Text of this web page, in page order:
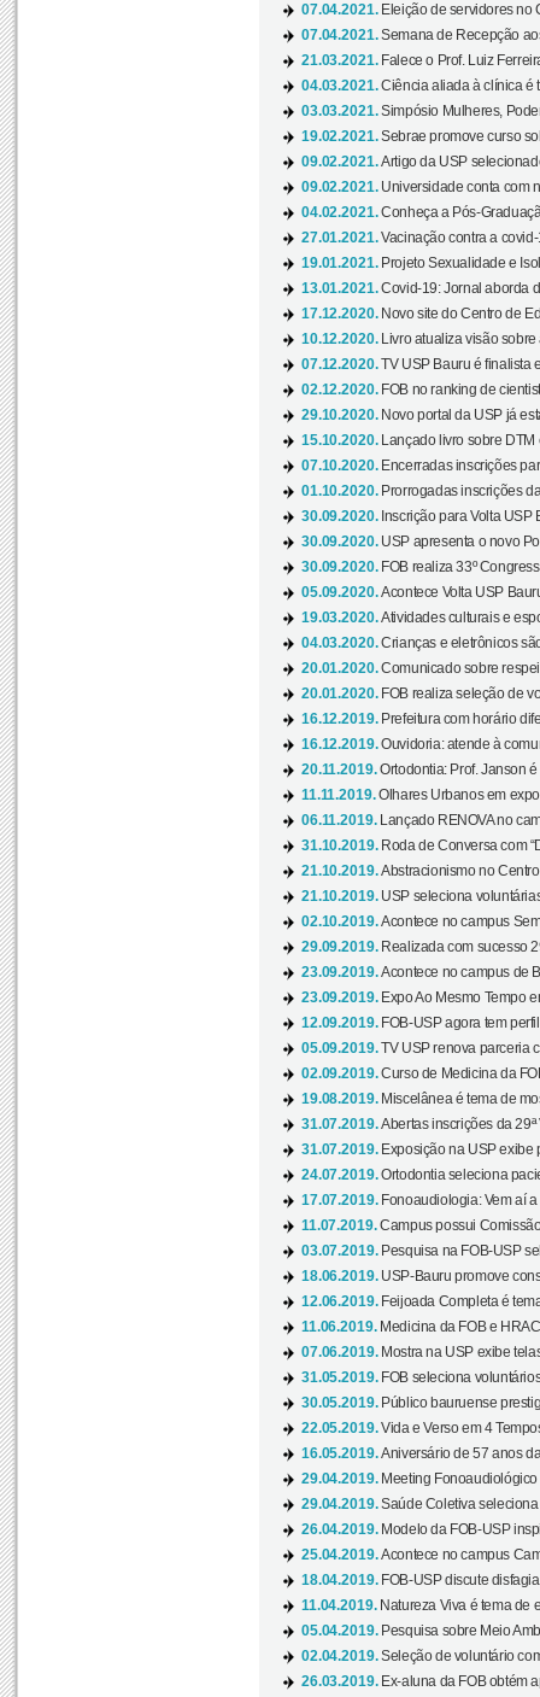
07.04.2021. Eleição de servidores no
07.04.2021.Semana de Recepção
21.03.2021. Falece o Prof. Luiz
04.03.2021.Ciência aliada à clínica é
03.03.2021.Simpósio Mulheres,
19.02.2021.Sebrae promove curso
09.02.2021.Artigo da USP
09.02.2021. Universidade conta com
04.02.2021.Conheça a Pós-
27.01.2021.Vacinação contra a
19.01.2021. Projeto Sexualidade e
13.01.2021.Covid-19: Jornal aborda
17.12.2020. Novo site do Centro de
10.12.2020.
Livro atualiza visão
07.12.2020.TV USP Bauru é finalista
02.12.2020. FOB no ranking de
29.10.2020. Novo portal da USP já
15.10.2020.
Lançado livro sobre
07.10.2020. Encerradas inscrições
01.10.2020. Prorrogadas inscrições
30.09.2020. Inscrição para Volta USP
30.09.2020. USP apresenta o novo
30.09.2020. FOB realiza 33º
05.09.2020.Acontece Volta USP
19.03.2020.Atividades culturais e
04.03.2020.Crianças e eletrônicos
20.01.2020.Comunicado sobre
20.01.2020. FOB realiza seleção de
16.12.2019. Prefeitura com horário
16.12.2019.Ouvidoria: atende à
20.11.2019.Ortodontia: Prof. Janson
11.11.2019.Olhares Urbanos em
06.11.2019.
Lançado RENOVA no
31.10.2019. Roda de Conversa com
21.10.2019.Abstracionismo no
21.10.2019. USP seleciona
02.10.2019.Acontece no campus
29.09.2019. Realizada com sucesso
23.09.2019.Acontece no campus de
23.09.2019. Expo Ao Mesmo Tempo
12.09.2019. FOB-USP agora tem
05.09.2019.TV USP renova parceria
02.09.2019.Curso de Medicina da
19.08.2019. Miscelânea é tema de
31.07.2019.Abertas inscrições da 29ª
31.07.2019. Exposição na USP exibe
24.07.2019.Ortodontia seleciona
17.07.2019. Fonoaudiologia: Vem aí
11.07.2019.Campus possui
03.07.2019. Pesquisa na FOB-USP
18.06.2019. USP-Bauru promove
12.06.2019. Feijoada Completa é
11.06.2019. Medicina da FOB e
07.06.2019. Mostra na USP exibe
31.05.2019. FOB seleciona
30.05.2019. Público bauruense
22.05.2019.Vida e Verso em 4
16.05.2019.Aniversário de 57 anos
29.04.2019. Meeting
29.04.2019.Saúde Coletiva
26.04.2019. Modelo da FOB-USP
25.04.2019.Acontece no campus
18.04.2019. FOB-USP discute
11.04.2019. Natureza Viva é tema de
05.04.2019. Pesquisa sobre Meio
02.04.2019.Seleção de voluntário
26.03.2019. Ex-aluna da FOB obtém